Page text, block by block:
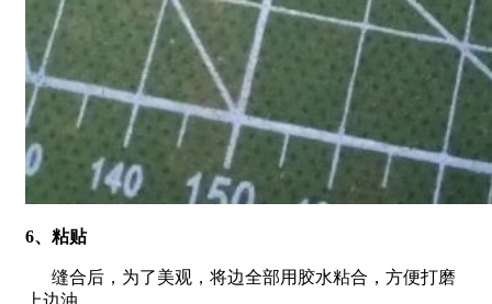
6、粘贴
缝合后，为了美观，将边全部用胶水粘合，方便打磨
上边油。